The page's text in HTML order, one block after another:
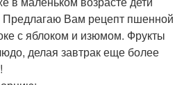
Предлагаю Вам рецепт пшенной
с яблоком и изюмом. Фрукты
делая завтрак еще более